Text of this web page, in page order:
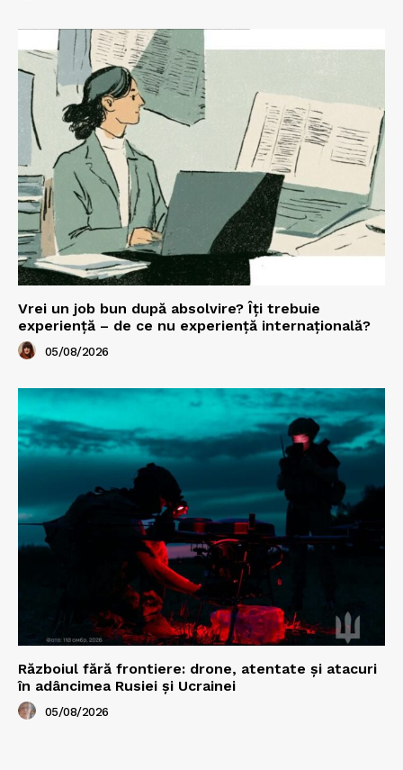
Vrei un job bun după absolvire? Îți trebuie
experiență – de ce nu experiență internațională?
05/08/2026
Războiul fără frontiere: drone, atentate și atacuri
în adâncimea Rusiei și Ucrainei
05/08/2026